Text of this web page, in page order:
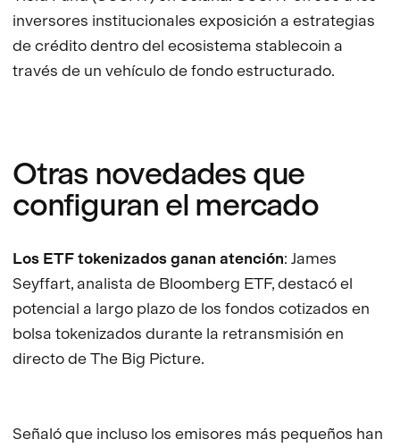
inversores institucionales exposición a estrategias
de crédito dentro del ecosistema stablecoin a
través de un vehículo de fondo estructurado.
Otras novedades que
configuran el mercado
Los ETF tokenizados ganan atención: James
Seyffart, analista de Bloomberg ETF, destacó el
potencial a largo plazo de los fondos cotizados en
bolsa tokenizados durante la retransmisión en
directo de The Big Picture.
Señaló que incluso los emisores más pequeños han